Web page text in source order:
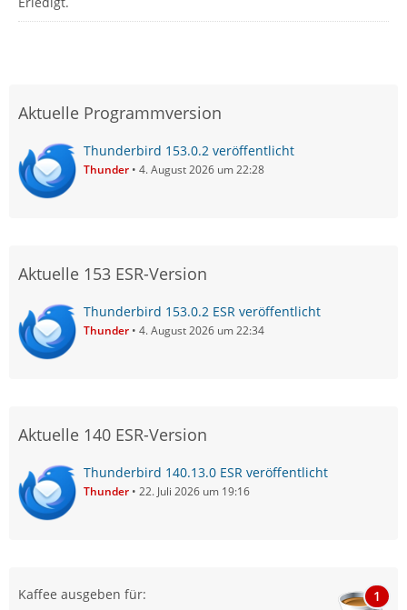
Aktuelle Programmversion
Thunderbird 153.0.2 veröffentlicht
Thunder 4. August 2026 um 22:28
Aktuelle 153 ESR-Version
Thunderbird 153.0.2 ESR veröffentlicht
Thunder 4. August 2026 um 22:34
Aktuelle 140 ESR-Version
Thunderbird 140.13.0 ESR veröffentlicht
Thunder 22. Juli 2026 um 19:16
Kaffee ausgeben für: 1